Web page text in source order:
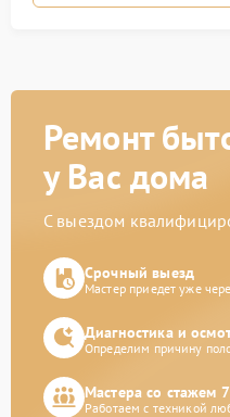
Ремонт
у Вас дома
С выездом
Срочный выезд
Мастер приедет уже
Диагностика и
Определим причину
Мастера со стажем
Работаем с техникой